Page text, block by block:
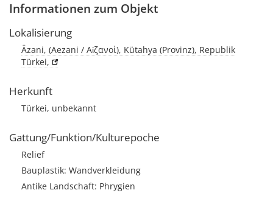
Informationen zum Objekt
Lokalisierung
Äzani, (Aezani / Αἰζανοί), Kütahya (Provinz), Republik
Türkei,
Herkunft
Türkei, unbekannt
Gattung/Funktion/Kulturepoche
Relief
Bauplastik: Wandverkleidung
Antike Landschaft: Phrygien